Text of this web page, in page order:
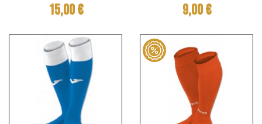
Prix
15,00 € Prix
9,00 €